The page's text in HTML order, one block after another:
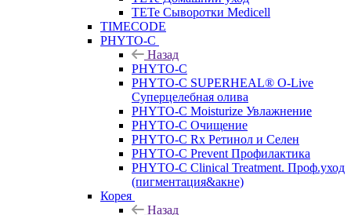
TETe Сыворотки Medicell
TIMECODE
PHYTO-C
Назад
PHYTO-C
PHYTO-C SUPERHEAL® O-Live
Суперцелебная олива
PHYTO-C Moisturize Увлажнение
PHYTO-C Очищение
PHYTO-C Rx Ретинол и Селен
PHYTO-C Prevent Профилактика
PHYTO-C Clinical Treatment. Проф.уход
(пигментация&акне)
Корея
Назад